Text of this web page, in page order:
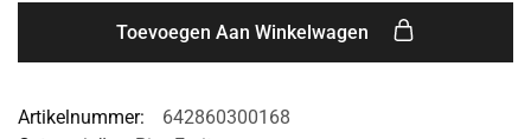
Toevoegen Aan Winkelwagen
Artikelnummer:
642860300168